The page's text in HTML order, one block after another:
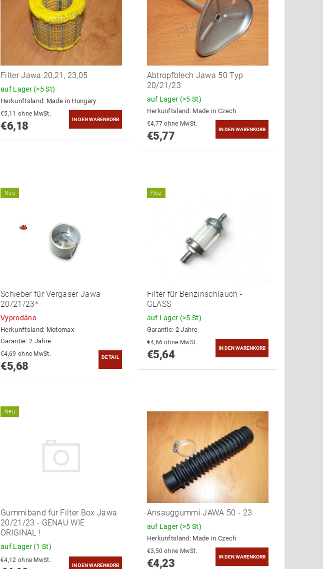
Filter Jawa 20,21, 23,05
auf Lager (>5 St)
Herkunftsland: Made in Hungary
€5,11 ohne MwSt.
€6,18
Abtropfblech Jawa 50 Typ
20/21/23
auf Lager (>5 St)
Herkunftsland: Made in Czech
€4,77 ohne MwSt.
€5,77
Neu
Schieber für Vergaser Jawa
20/21/23*
Vyprodáno
Herkunftsland: Motomax
Garantie: 2 Jahre
€4,69 ohne MwSt.
€5,68
DETAIL
Neu
Filter für Benzinschlauch -
GLASS
auf Lager (>5 St)
Garantie: 2 Jahre
€4,66 ohne MwSt.
€5,64
Neu
Gummiband für Filter Box Jawa
20/21/23 - GENAU WIE
ORIGINAL !
auf Lager (1 St)
€4,12 ohne MwSt.
Ansauggummi JAWA 50 - 23
auf Lager (>5 St)
Herkunftsland: Made in Czech
€3,50 ohne MwSt.
€4,23